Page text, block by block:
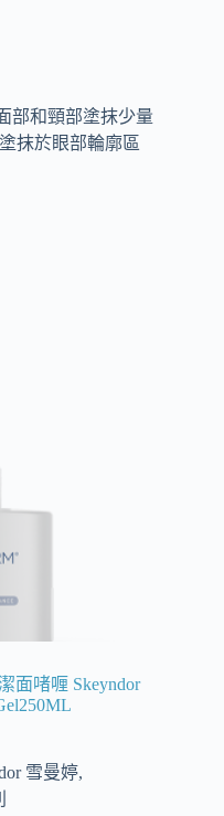
部和頸部塗抹少量
抹於眼部輪廓區
面啫喱 Skeyndor
雪曼婷,